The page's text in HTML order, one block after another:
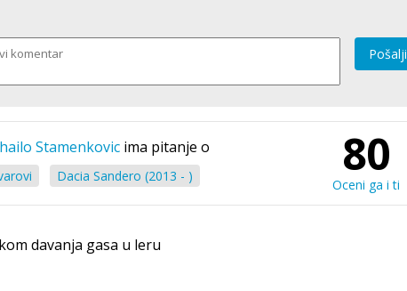
Pošalji
Stamenkovic ima pitanje o
Dacia Sandero (2013 - ) 80
Oceni ga i ti
davanja gasa u leru